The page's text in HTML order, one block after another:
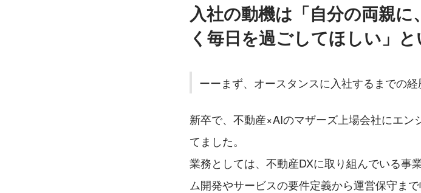
入社の動機は「自分の両親
く毎日を過ごしてほしい」
ーーまず、オースタンスに入社するまでの経
新卒で、不動産×AIのマザーズ上場会社にエン
てました。
業務としては、不動産DXに取り組んでいる事
ム開発やサービスの要件定義から運営保守ま